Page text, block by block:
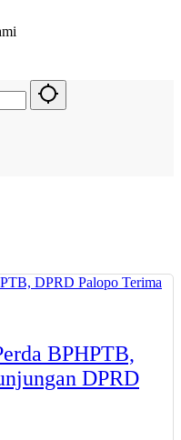
BPHPTB,
DPRD